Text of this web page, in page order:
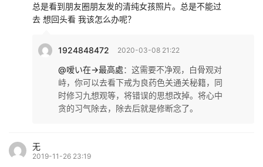
总是看到朋友圈朋友发的清纯女孩照片。总是不能过
去 想回头看 我该怎么办呢？
1924848472 2020-03-08 21:22
@嗳い在→最高處： 这需要不净观，白骨观对
峙，你可以去看下戒为良药色关通关秘籍，同
时修习九想观等，将错误的思想改掉。将心中
贪的习气除去，除去后就是修断念了。
无
2019-11-26 23:19